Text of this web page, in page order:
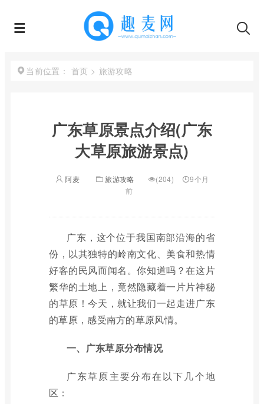
当前位置： 首页 > 旅游攻略
广东草原景点介绍(广东
大草原旅游景点)
阿麦 旅游攻略 (204)
9个月
前
广东，这个位于我国南部沿海的省
份，以其独特的岭南文化、美食和热情
好客的民风而闻名。你知道吗？在这片
繁华的土地上，竟然隐藏着一片片神秘
的草原！今天，就让我们一起走进广东
的草原，感受南方的草原风情。
一、广东草原分布情况
广东草原主要分布在以下几个地
区：